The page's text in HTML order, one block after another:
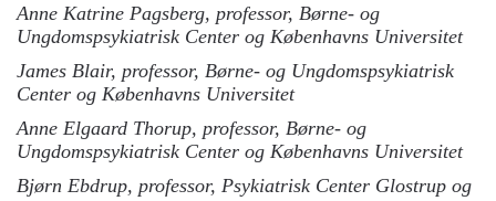
Anne Katrine Pagsberg, professor, Børne- og
Ungdomspsykiatrisk Center og Københavns Universitet
James Blair, professor, Børne- og Ungdomspsykiatrisk
Center og Københavns Universitet
Anne Elgaard Thorup, professor, Børne- og
Ungdomspsykiatrisk Center og Københavns Universitet
Bjørn Ebdrup, professor, Psykiatrisk Center Glostrup og